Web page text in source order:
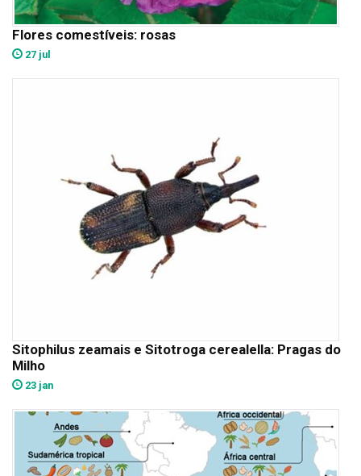
Flores comestíveis: rosas
27 jul
Sitophilus zeamais e Sitotroga cerealella: Pragas do
Milho
23 jan